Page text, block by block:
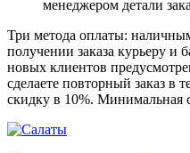
менеджером детали
Три метода оплаты:
получении заказа курьеру и
новых клиентов
сделаете повторный заказ в
скидку в 10%. Минимальная